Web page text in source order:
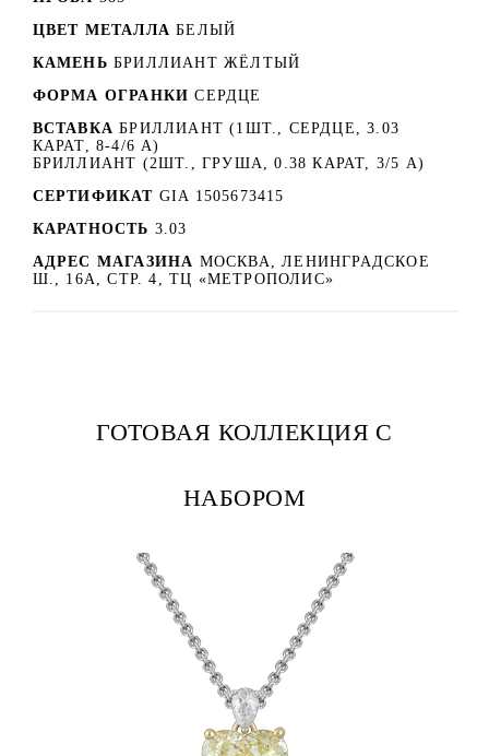
ЦВЕТ МЕТАЛЛА БЕЛЫЙ
КАМЕНЬ БРИЛЛИАНТ ЖЁЛТЫЙ
ФОРМА ОГРАНКИ СЕРДЦЕ
ВСТАВКА БРИЛЛИАНТ (1ШТ., СЕРДЦЕ, 3.03
КАРАТ, 8-4/6 А)
БРИЛЛИАНТ (2ШТ., ГРУША, 0.38 КАРАТ, 3/5 А)
СЕРТИФИКАТ GIA 1505673415
КАРАТНОСТЬ 3.03
АДРЕС МАГАЗИНА МОСКВА, ЛЕНИНГРАДСКОЕ
Ш., 16А, СТР. 4, ТЦ «МЕТРОПОЛИС»
ГОТОВАЯ КОЛЛЕКЦИЯ С
НАБОРОМ